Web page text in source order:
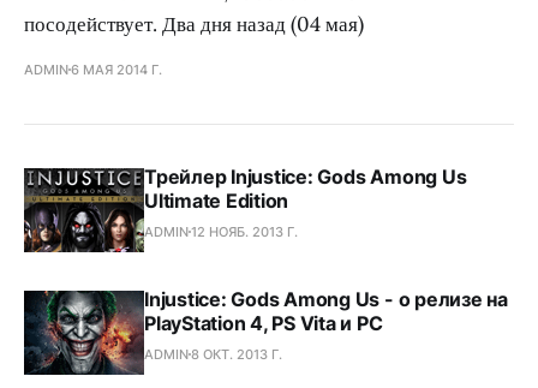
посодействует. Два дня назад (04 мая)
ADMIN6 МАЯ 2014 Г.
Трейлер Injustice: Gods Among Us
Ultimate Edition
ADMIN12 НОЯБ. 2013 Г.
Injustice: Gods Among Us - о релизе на
PlayStation 4, PS Vita и PC
ADMIN8 ОКТ. 2013 Г.